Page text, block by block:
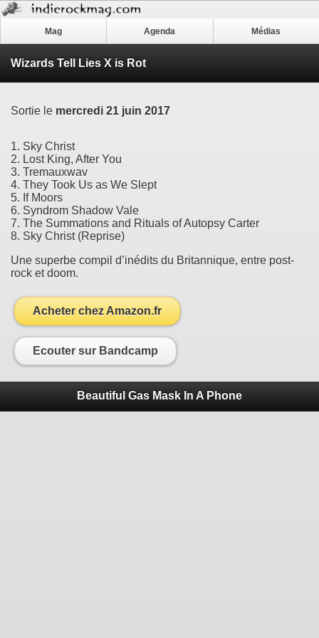
Mag Agenda Médias
Wizards Tell Lies X is Rot
Sortie le mercredi 21 juin 2017
1. Sky Christ
2. Lost King, After You
3. Tremauxwav
4. They Took Us as We Slept
5. If Moors
6. Syndrom Shadow Vale
7. The Summations and Rituals of Autopsy Carter
8. Sky Christ (Reprise)
Une superbe compil d’inédits du Britannique, entre post-
rock et doom.
Acheter chez Amazon.fr
Ecouter sur Bandcamp
Beautiful Gas Mask In A Phone